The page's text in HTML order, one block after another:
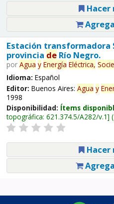
Hacer
Estación transformadora
provincia deRío Negro.
por Agua y Energía Eléctrica,
Idioma: Español
Editor: Buenos Aires: Agua y
1998
Disponibilidad: Ítems
topográfica: 621.374.5/A282/v.1
Hacer